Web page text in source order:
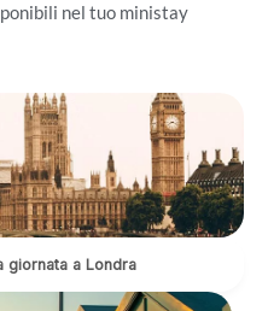
nel tuo ministay
giornata a Londra